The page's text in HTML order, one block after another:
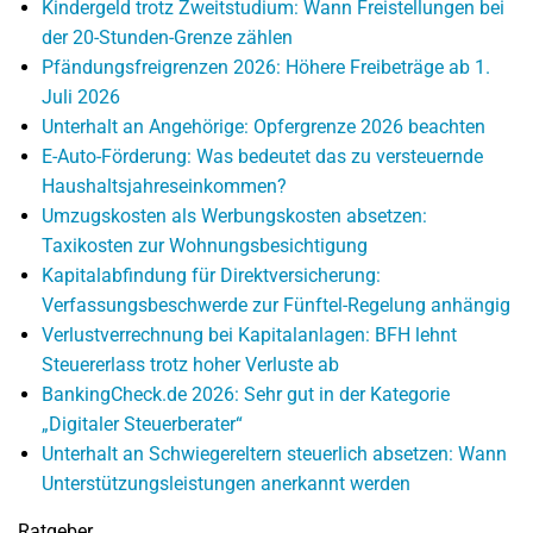
Kindergeld trotz Zweitstudium: Wann Freistellungen bei
der 20-Stunden-Grenze zählen
Pfändungsfreigrenzen 2026: Höhere Freibeträge ab 1.
Juli 2026
Unterhalt an Angehörige: Opfergrenze 2026 beachten
E-Auto-Förderung: Was bedeutet das zu versteuernde
Haushaltsjahreseinkommen?
Umzugskosten als Werbungskosten absetzen:
Taxikosten zur Wohnungsbesichtigung
Kapitalabfindung für Direktversicherung:
Verfassungsbeschwerde zur Fünftel-Regelung anhängig
Verlustverrechnung bei Kapitalanlagen: BFH lehnt
Steuererlass trotz hoher Verluste ab
BankingCheck.de 2026: Sehr gut in der Kategorie
„Digitaler Steuerberater“
Unterhalt an Schwiegereltern steuerlich absetzen: Wann
Unterstützungsleistungen anerkannt werden